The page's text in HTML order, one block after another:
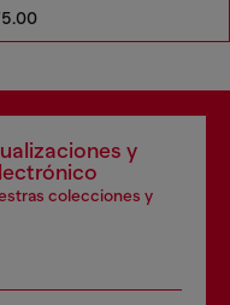
y
colecciones y